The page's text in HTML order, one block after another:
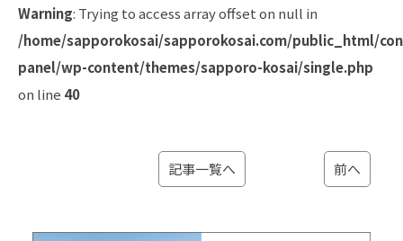
Warning: Trying to access array offset on null in
/home/sapporokosai/sapporokosai.com/public_html/
panel/wp-content/themes/sapporo-kosai/single.php
on line 40
記事一覧へ 前へ